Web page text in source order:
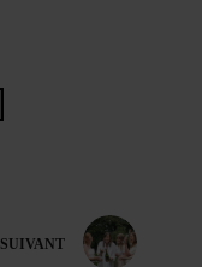
SUIVANT